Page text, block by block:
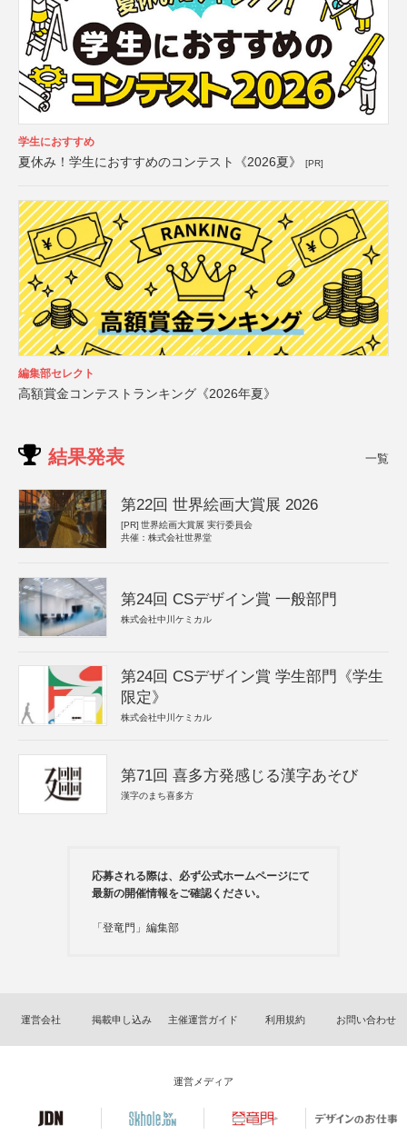
学生におすすめ
夏休み！学生におすすめのコンテスト《2026夏》 [PR]
編集部セレクト
高額賞金コンテストランキング《2026年夏》
結果発表 一覧
第22回 世界絵画大賞展 2026
[PR] 世界絵画大賞展 実行委員会
共催：株式会社世界堂
第24回 CSデザイン賞 一般部門
株式会社中川ケミカル
第24回 CSデザイン賞 学生部門《学生
限定》
株式会社中川ケミカル
第71回 喜多方発感じる漢字あそび
漢字のまち喜多方
応募される際は、必ず公式ホームページにて
最新の開催情報をご確認ください。
「登竜門」編集部
運営会社 掲載申し込み 主催運営ガイド 利用規約 お問い合わせ
運営メディア